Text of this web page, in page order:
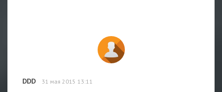
DDD 31 мая 2015 13:11